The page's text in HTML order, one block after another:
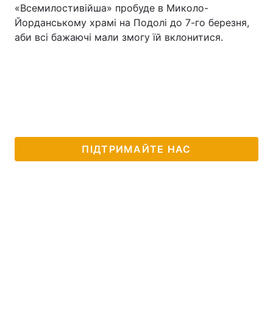
«Всемилостивійша» пробуде в Миколо-
Йорданському храмі на Подолі до 7-го березня,
аби всі бажаючі мали змогу їй вклонитися.
ПІДТРИМАЙТЕ НАС